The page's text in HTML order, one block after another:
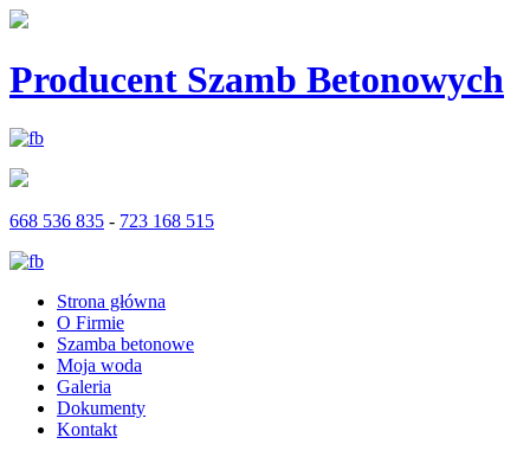
Producent Szamb Betonowych
668 536 835 - 723 168 515
Strona główna
O Firmie
Szamba betonowe
Moja woda
Galeria
Dokumenty
Kontakt